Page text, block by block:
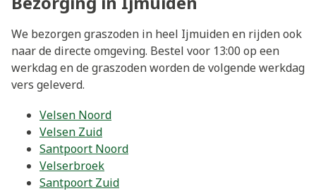
We bezorgen graszoden in heel Ijmuiden en rijden ook
naar de directe omgeving. Bestel voor 13:00 op een
werkdag en de graszoden worden de volgende werkdag
vers geleverd.
Velsen Noord
Velsen Zuid
Santpoort Noord
Velserbroek
Santpoort Zuid